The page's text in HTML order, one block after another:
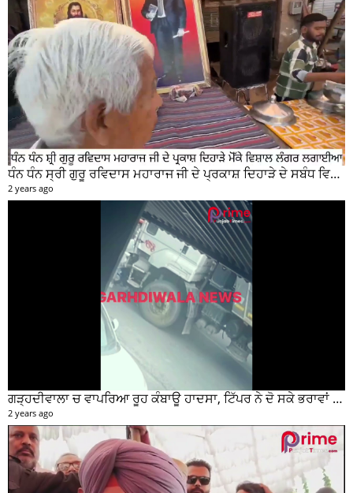
ਧੰਨ ਧੰਨ ਸ੍ਰੀ ਗੁਰੂ ਰਵਿਦਾਸ ਮਹਾਰਾਜ ਜੀ ਦੇ ਪ੍ਰਕਾਸ਼ ਦਿਹਾੜੇ ਦੇ ਸਬੰਧ ਵਿਚ ਮੇਨ ਰੋੜ ਵਿਖੇ ਲਾਗਾਇਆ ਵਿਸ਼ਾਲ ਲੰਗਰ
2 years ago
ਗੜ੍ਹਦੀਵਾਲਾ ਚ ਵਾਪਰਿਆ ਰੂਹ ਕੰਬਾਊ ਹਾਦਸਾ, ਟਿੱਪਰ ਨੇ ਦੋ ਸਕੇ ਭਰਾਵਾਂ ਨੂੰ ਕੁਚਲਿਆ, ਸੀਸੀਟੀਵੀ ਫੁਟੇਜ ਵੀ ਆਈ ਸਾਹਮਣੇ
2 years ago